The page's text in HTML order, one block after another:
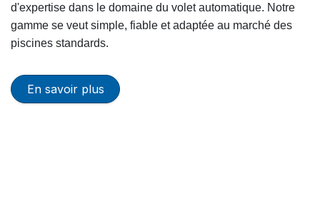
d'expertise dans le domaine du volet automatique. Notre
gamme se veut simple, fiable et adaptée au marché des
piscines standards.
En savoir plu​​​​s